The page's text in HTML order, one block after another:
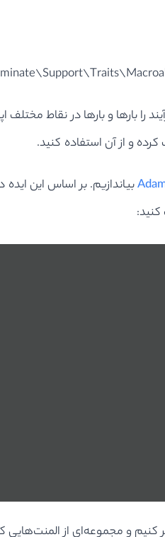
را بارها و بارها در نقاط
و از آن استفاده کنید.